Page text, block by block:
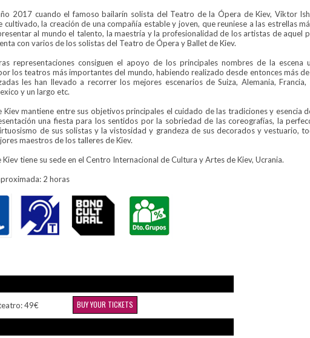
2017 cuando el famoso bailarín solista del Teatro de la Ópera de Kiev, Viktor
cultivado, la creación de una compañía estable y joven, que reuniese a las estrellas
al mundo el talento, la maestría y la profesionalidad de los artistas de aquel
con varios de los solistas del Teatro de Ópera y Ballet de Kiev.
representaciones consiguen el apoyo de los principales nombres de la escena
los teatros más importantes del mundo, habiendo realizado desde entonces más
les han llevado a recorrer los mejores escenarios de Suiza, Alemania, Francia,
y un largo etc.
Kiev mantiene entre sus objetivos principales el cuidado de las tradiciones y esencia
una fiesta para los sentidos por la sobriedad de las coreografías, la
de sus solistas y la vistosidad y grandeza de sus decorados y vestuario,
maestros de los talleres de Kiev.
Kiev tiene su sede en el Centro Internacional de Cultura y Artes de Kiev, Ucrania.
2 horas
49€ BUY YOUR TICKETS